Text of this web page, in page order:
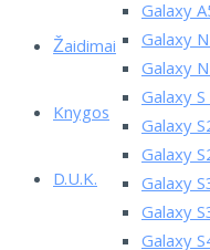
Žaidimai
Knygos
D.U.K.
Galaxy
Galaxy
Galaxy
Galaxy
Galaxy
Galaxy
Galaxy
Galaxy
Galaxy